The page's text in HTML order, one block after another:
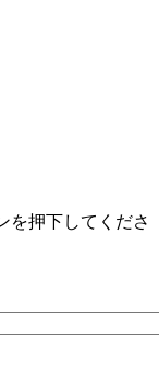
を押下してくださ